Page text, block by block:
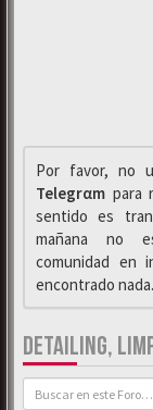
Por favor, no
Telegrαm para
sentido es
mañana no
comunidad en
encontrado nada.
DETAILING,